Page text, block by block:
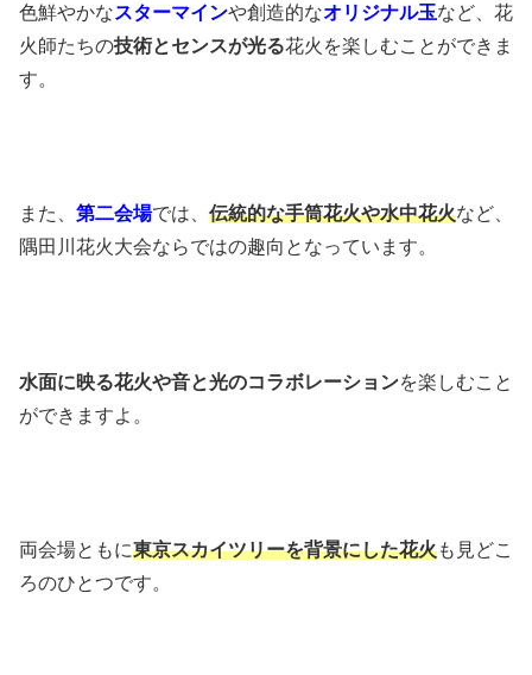
色鮮やかなスターマインや創造的なオリジナル玉など、花
火師たちの技術とセンスが光る花火を楽しむことができま
す。
また、 第二会場では、 伝統的な手筒花火や水中花火など、
隅田川花火大会ならではの趣向となっています。
水面に映る花火や音と光のコラボレーションを楽しむこと
ができますよ。
両会場ともに東京スカイツリーを背景にした花火も見どこ
ろのひとつです。